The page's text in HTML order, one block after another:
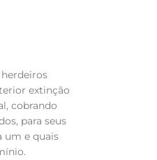
extinção
cobrando
para seus
um e quais